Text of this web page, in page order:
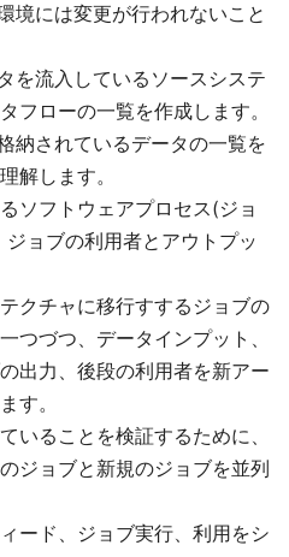
境には変更が行われないこと
を流入しているソースシステ
フローの一覧を作成します。
納されているデータの一覧を
解します。
ソフトウェアプロセス(ジョ
ョブの利用者とアウトプッ
クチャに移行すするジョブの
つづつ、データインプット、
出力、後段の利用者を新アー
す。
いることを検証するために、
ジョブと新規のジョブを並列
ード、ジョブ実行、利用をシ